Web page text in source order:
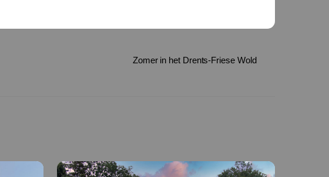
Zomer in het Drents-Friese Wold